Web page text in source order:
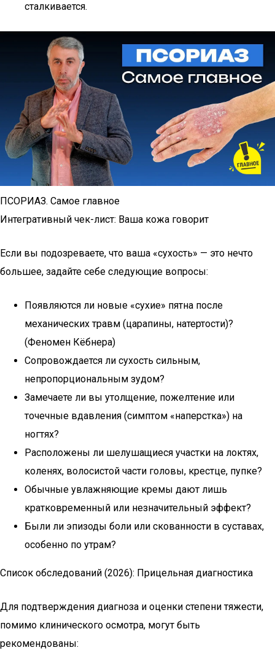
сталкивается.
ПСОРИАЗ. Самое главное
Интегративный чек-лист: Ваша кожа говорит
Если вы подозреваете, что ваша «сухость» — это нечто
большее, задайте себе следующие вопросы:
Появляются ли новые «сухие» пятна после
механических травм (царапины, натертости)?
(Феномен Кёбнера)
Сопровождается ли сухость сильным,
непропорциональным зудом?
Замечаете ли вы утолщение, пожелтение или
точечные вдавления (симптом «наперстка») на
ногтях?
Расположены ли шелушащиеся участки на локтях,
коленях, волосистой части головы, крестце, пупке?
Обычные увлажняющие кремы дают лишь
кратковременный или незначительный эффект?
Были ли эпизоды боли или скованности в суставах,
особенно по утрам?
Список обследований (2026): Прицельная диагностика
Для подтверждения диагноза и оценки степени тяжести,
помимо клинического осмотра, могут быть
рекомендованы: